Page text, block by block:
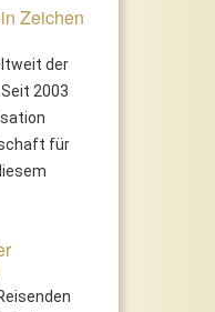
Himmelfahrt – Ein
zwischen Himmel und Erde
Zeichen
der
2003
für